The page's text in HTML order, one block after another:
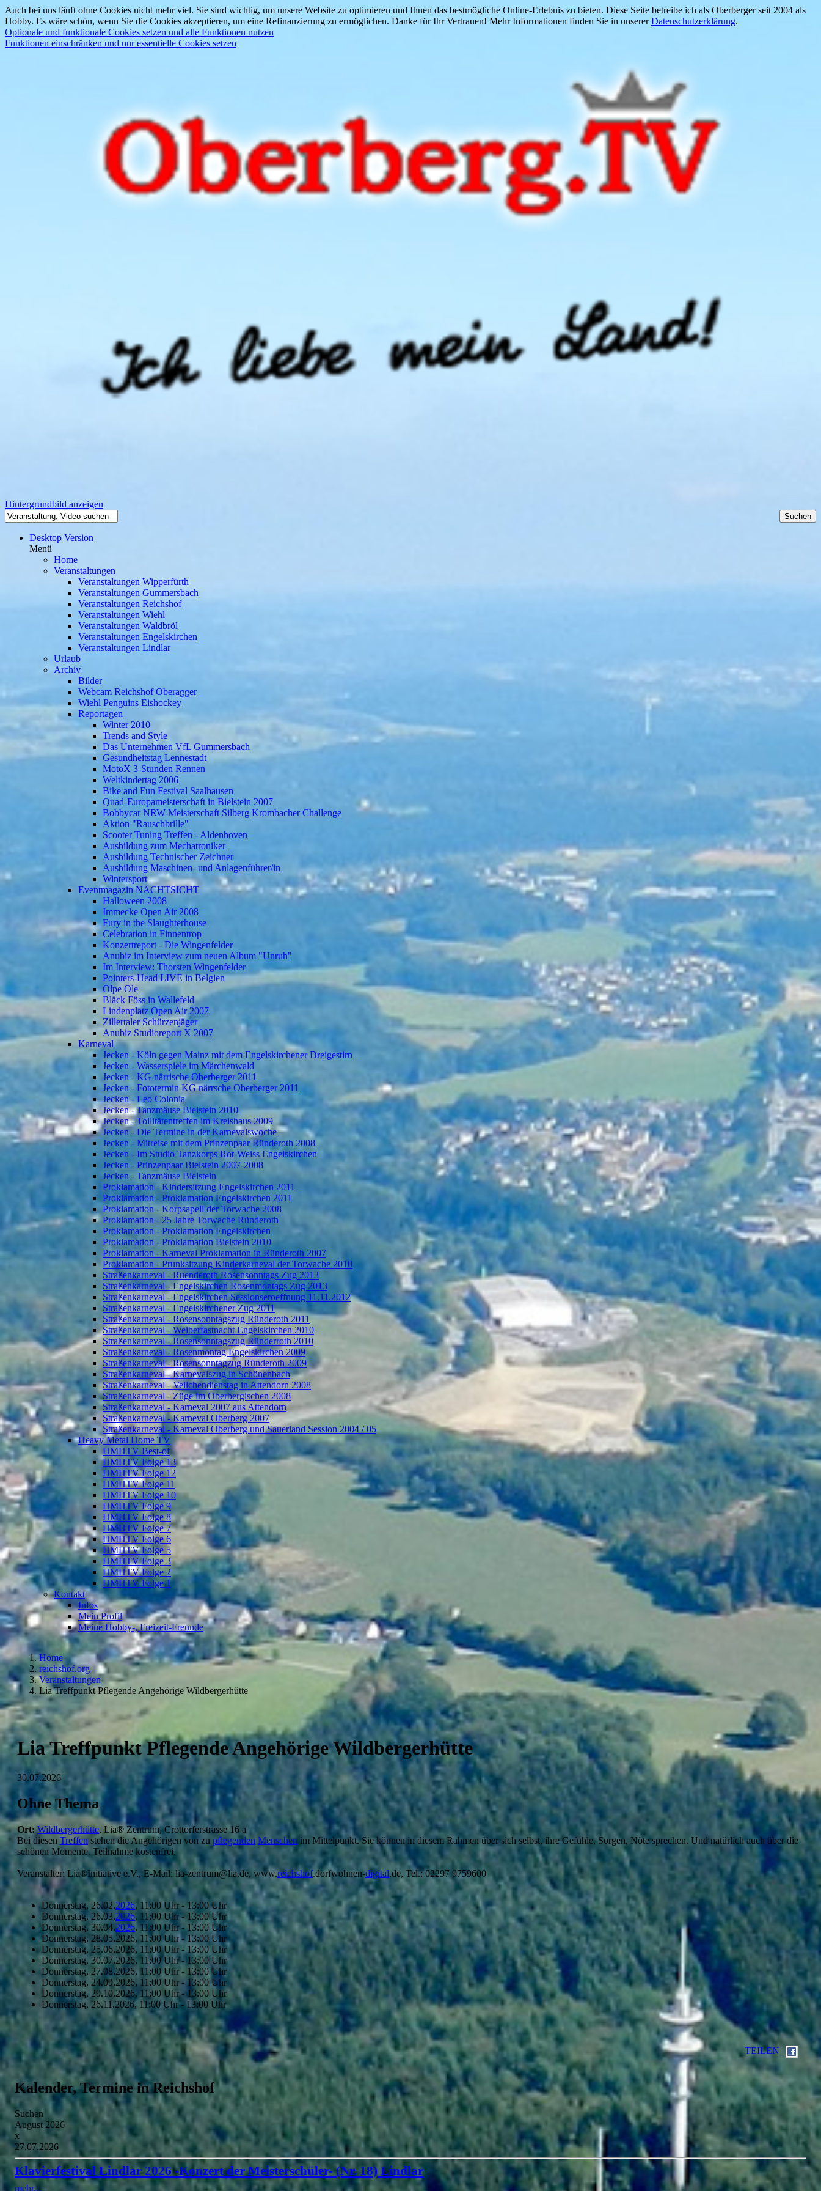
Auch bei uns läuft ohne Cookies nicht mehr viel. Sie sind wichtig, um unsere Website zu optimieren und Ihnen das bestmögliche Online-Erlebnis zu bieten. Diese Seite betreibe ich als Oberberger seit 2004 als
Hobby. Es wäre schön, wenn Sie die Cookies akzeptieren, um eine Refinanzierung zu ermöglichen. Danke für Ihr Vertrauen! Mehr Informationen finden Sie in unsererDatenschutzerklärung.
Optionale und funktionale Cookies setzen und alle Funktionen nutzen
Funktionen einschränken und nur essentielle Cookies setzen
Hintergrundbild anzeigen
Desktop Version
Menü
Home
Veranstaltungen
Veranstaltungen Wipperfürth
Veranstaltungen Gummersbach
Veranstaltungen Reichshof
Veranstaltungen Wiehl
Veranstaltungen Waldbröl
Veranstaltungen Engelskirchen
Veranstaltungen Lindlar
Urlaub
Archiv
Bilder
Webcam Reichshof Oberagger
Wiehl Penguins Eishockey
Reportagen
Winter 2010
Trends and Style
Das Unternehmen VfL Gummersbach
Gesundheitstag Lennestadt
MotoX 3-Stunden Rennen
Weltkindertag 2006
Bike and Fun Festival Saalhausen
Quad-Europameisterschaft in Bielstein 2007
Bobbycar NRW-Meisterschaft Silberg Krombacher Challenge
Aktion "Rauschbrille"
Scooter Tuning Treffen - Aldenhoven
Ausbildung zum Mechatroniker
Ausbildung Technischer Zeichner
Ausbildung Maschinen- und Anlagenführer/in
Wintersport
Eventmagazin NACHTSICHT
Halloween 2008
Immecke Open Air 2008
Fury in the Slaughterhouse
Celebration in Finnentrop
Konzertreport - Die Wingenfelder
Anubiz im Interview zum neuen Album "Unruh"
Im Interview: Thorsten Wingenfelder
Pointers-Head LIVE in Belgien
Olpe Ole
Bläck Föss in Wallefeld
Lindenplatz Open Air 2007
Zillertaler Schürzenjäger
Anubiz Studioreport X 2007
Karneval
Jecken - Köln gegen Mainz mit dem Engelskirchener Dreigestirn
Jecken - Wasserspiele im Märchenwald
Jecken - KG närrische Oberberger 2011
Jecken - Fototermin KG närrsche Oberberger 2011
Jecken - Leo Colonia
Jecken - Tanzmäuse Bielstein 2010
Jecken - Tollitätentreffen im Kreishaus 2009
Jecken - Die Termine in der Karnevalswoche
Jecken - Mitreise mit dem Prinzenpaar Ründeroth 2008
Jecken - Im Studio Tanzkorps Rot-Weiss Engelskirchen
Jecken - Prinzenpaar Bielstein 2007-2008
Jecken - Tanzmäuse Bielstein
Proklamation - Kindersitzung Engelskirchen 2011
Proklamation - Proklamation Engelskirchen 2011
Proklamation - Korpsapell der Torwache 2008
Proklamation - 25 Jahre Torwache Ründeroth
Proklamation - Proklamation Engelskirchen
Proklamation - Proklamation Bielstein 2010
Proklamation - Karneval Proklamation in Ründeroth 2007
Proklamation - Prunksitzung Kinderkarneval der Torwache 2010
Straßenkarneval - Ruenderoth Rosensonntags Zug 2013
Straßenkarneval - Engelskirchen Rosenmontags Zug 2013
Straßenkarneval - Engelskirchen Sessionseroeffnung 11.11.2012
Straßenkarneval - Engelskirchener Zug 2011
Straßenkarneval - Rosensonntagszug Ründeroth 2011
Straßenkarneval - Weiberfastnacht Engelskirchen 2010
Straßenkarneval - Rosensonntagszug Ründerroth 2010
Straßenkarneval - Rosenmontag Engelskirchen 2009
Straßenkarneval - Rosensonntagzug Ründeroth 2009
Straßenkarneval - Karnevalszug in Schönenbach
Straßenkarneval - Veilchendienstag in Attendorn 2008
Straßenkarneval - Züge im Oberbergischen 2008
Straßenkarneval - Karneval 2007 aus Attendorn
Straßenkarneval - Karneval Oberberg 2007
Straßenkarneval - Karneval Oberberg und Sauerland Session 2004 / 05
Heavy Metal Home TV
HMHTV Best-of
HMHTV Folge 13
HMHTV Folge 12
HMHTV Folge 11
HMHTV Folge 10
HMHTV Folge 9
HMHTV Folge 8
HMHTV Folge 7
HMHTV Folge 6
HMHTV Folge 5
HMHTV Folge 3
HMHTV Folge 2
HMHTV Folge 1
Kontakt
Infos
Mein Profil
Meine Hobby-, Freizeit-Freunde
Home
reichshof.org
Veranstaltungen
Lia Treffpunkt Pflegende Angehörige Wildbergerhütte
Lia Treffpunkt Pflegende Angehörige Wildbergerhütte
30.07.2026
Ohne Thema
Ort: Wildbergerhütte, Lia® Zentrum, Crottorferstrasse 16 a
Bei diesen Treffen stehen die Angehörigen von zu pflegenden Menschen im Mittelpunkt. Sie können in diesem Rahmen über sich selbst, ihre Gefühle, Sorgen, Nöte sprechen. Und natürlich auch über die
schönen Momente. Teilnahme kostenfrei.
Veranstalter: Lia®Initiative e.V., E-Mail: lia-zentrum@lia.de, www.reichshof.dorfwohnen-digital.de, Tel.: 02297 9759600
Donnerstag, 26.02.2026, 11:00 Uhr - 13:00 Uhr
Donnerstag, 26.03.2026, 11:00 Uhr - 13:00 Uhr
Donnerstag, 30.04.2026, 11:00 Uhr - 13:00 Uhr
Donnerstag, 28.05.2026, 11:00 Uhr - 13:00 Uhr
Donnerstag, 25.06.2026, 11:00 Uhr - 13:00 Uhr
Donnerstag, 30.07.2026, 11:00 Uhr - 13:00 Uhr
Donnerstag, 27.08.2026, 11:00 Uhr - 13:00 Uhr
Donnerstag, 24.09.2026, 11:00 Uhr - 13:00 Uhr
Donnerstag, 29.10.2026, 11:00 Uhr - 13:00 Uhr
Donnerstag, 26.11.2026, 11:00 Uhr - 13:00 Uhr
TEILEN
Kalender, Termine in Reichshof
Suchen
August 2026
x
27.07.2026
Klavierfestival Lindlar 2026 -Konzert der Meisterschüler- (Nr. 18) Lindlar
mehr...